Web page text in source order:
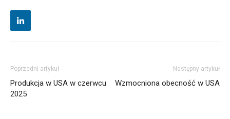
Poprzedni artykuł
Produkcja w USA w czerwcu
2025
Następny artykuł
Wzmocniona obecność w USA